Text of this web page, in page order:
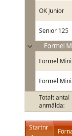
Totalt antal
anmälda:
OK Junior
Senior 125
Formel
Formel Mini
Formel
Startnr